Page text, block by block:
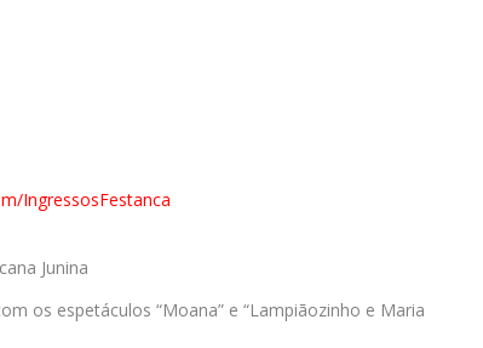
IngressosFestanca
Junina
os espetáculos “Moana” e “Lampiãozinho e Maria